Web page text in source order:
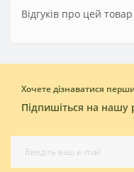
Відгуків про цей
Хочете дізнаватися
Підпишіться на нашу